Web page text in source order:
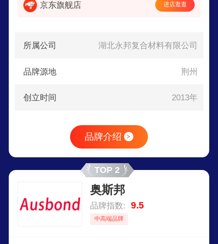
京东旗舰店 进店逛逛
所属公司 湖北永邦复合材料有限公司
品牌源地 荆州
创立时间 2013年
品牌介绍 >
TOP 2
奥斯邦
品牌指数: 9.5
中高端品牌